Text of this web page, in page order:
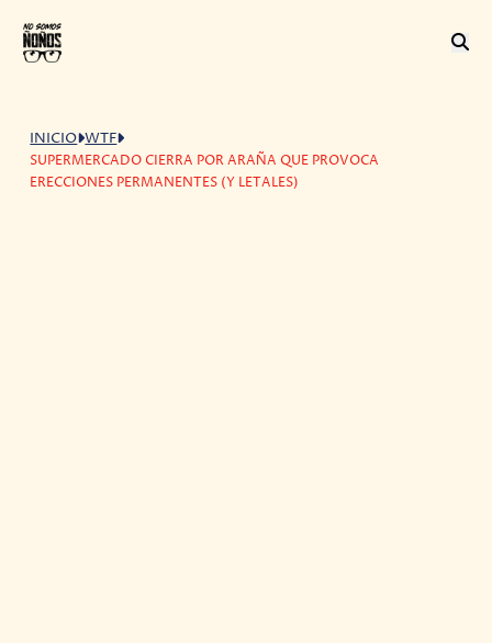
INICIO WTF
SUPERMERCADO CIERRA POR ARAÑA QUE PROVOCA
ERECCIONES PERMANENTES (Y LETALES)